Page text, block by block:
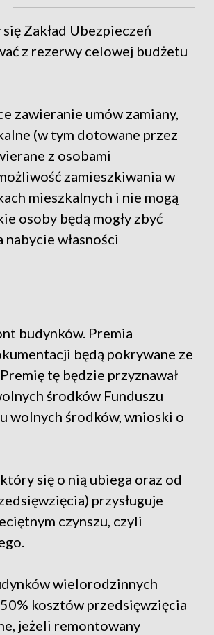
Zakład Ubezpieczeń
z rezerwy celowej budżetu
zawieranie umów zamiany,
(w tym dotowane przez
z osobami
zamieszkiwania w
mieszkalnych i nie mogą
osoby będą mogły zbyć
własności
budynków. Premia
będą pokrywane ze
tę będzie przyznawał
środków Funduszu
wolnych środków, wnioski o
się o nią ubiega oraz od
przysługuje
czynszu, czyli
wielorodzinnych
kosztów przedsięwzięcia
jeżeli remontowany